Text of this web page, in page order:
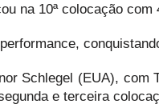
na 10ª colocação com
Schlegel (EUA), com
e terceira